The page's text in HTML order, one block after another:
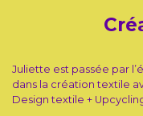
Juliette est passée par
dans la création textile
Design textile +